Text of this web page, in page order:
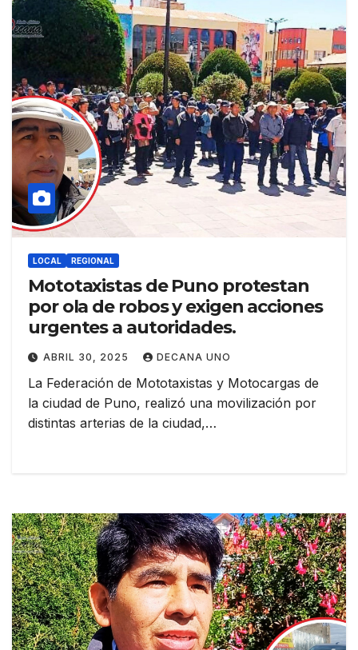
LOCAL REGIONAL
Mototaxistas de Puno protestan
por ola de robos y exigen acciones
urgentes a autoridades.
ABRIL 30, 2025 DECANA UNO
La Federación de Mototaxistas y Motocargas de
la ciudad de Puno, realizó una movilización por
distintas arterias de la ciudad,…